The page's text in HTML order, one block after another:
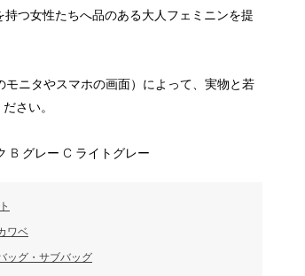
つ女性たちへ品のある大人フェミニンを提
ニタやスマホの画面）によって、実物と若
さい。
B グレー C ライトグレー
ワベ
ッグ・サブバッグ